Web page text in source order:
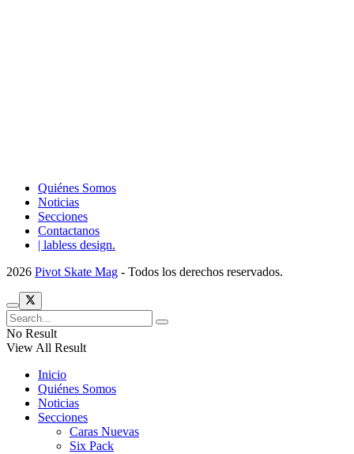
Quiénes Somos
Noticias
Secciones
Contactanos
| labless design.
2026 Pivot Skate Mag - Todos los derechos reservados.
No Result
View All Result
Inicio
Quiénes Somos
Noticias
Secciones
Caras Nuevas
Six Pack